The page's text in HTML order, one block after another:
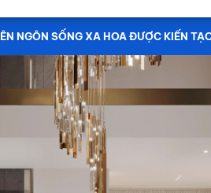
NGÔN SỐNG XA HOA ĐƯỢC KIẾN